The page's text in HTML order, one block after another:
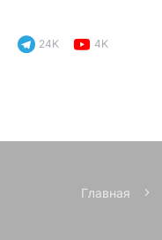
24K 4K
Главная